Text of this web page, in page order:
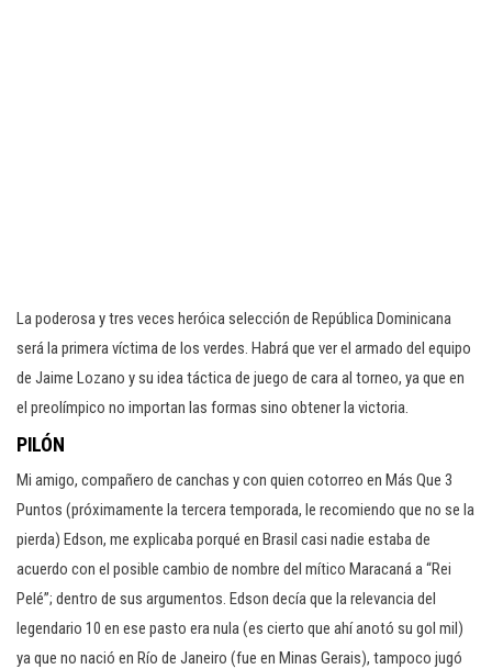
La poderosa y tres veces heróica selección de República Dominicana
será la primera víctima de los verdes. Habrá que ver el armado del equipo
de Jaime Lozano y su idea táctica de juego de cara al torneo, ya que en
el preolímpico no importan las formas sino obtener la victoria.
PILÓN
Mi amigo, compañero de canchas y con quien cotorreo en Más Que 3
Puntos (próximamente la tercera temporada, le recomiendo que no se la
pierda) Edson, me explicaba porqué en Brasil casi nadie estaba de
acuerdo con el posible cambio de nombre del mítico Maracaná a “Rei
Pelé”; dentro de sus argumentos. Edson decía que la relevancia del
legendario 10 en ese pasto era nula (es cierto que ahí anotó su gol mil)
ya que no nació en Río de Janeiro (fue en Minas Gerais), tampoco jugó